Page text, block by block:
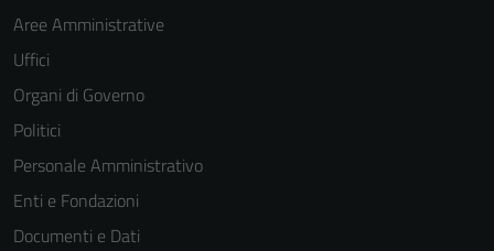
Aree Amministrative
Uffici
Organi di Governo
Politici
Personale Amministrativo
Enti e Fondazioni
Documenti e Dati